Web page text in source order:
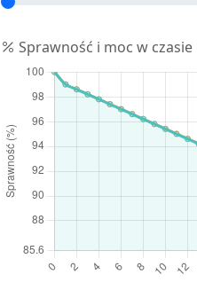
Sprawność i moc w czasie